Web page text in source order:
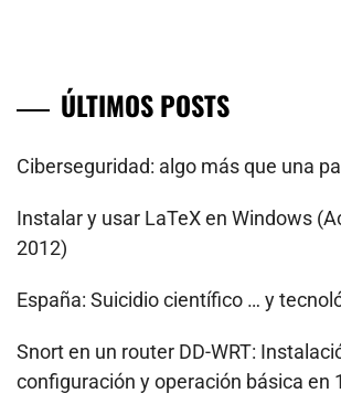
ÚLTIMOS POSTS
Ciberseguridad: algo más que una
Instalar y usar LaTeX en Windows
2012)
España: Suicidio científico … y
Snort en un router DD-WRT:
configuración y operación básica en